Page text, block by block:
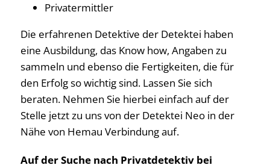
Privatermittler
Die erfahrenen Detektive der Detektei haben
eine Ausbildung, das Know how, Angaben zu
sammeln und ebenso die Fertigkeiten, die für
den Erfolg so wichtig sind. Lassen Sie sich
beraten. Nehmen Sie hierbei einfach auf der
Stelle jetzt zu uns von der Detektei Neo in der
Nähe von Hemau Verbindung auf.
Auf der Suche nach Privatdetektiv bei